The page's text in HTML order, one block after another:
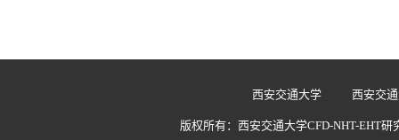
西安交通大学 西安交
版权所有：西安交通大学CFD-NHT-EHT